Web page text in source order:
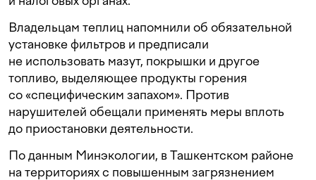
Владельцам теплиц напомнили об обязательной
установке фильтров и предписали
не использовать мазут, покрышки и другое
топливо, выделяющее продукты горения
со «специфическим запахом». Против
нарушителей обещали применять меры вплоть
до приостановки деятельности.
По данным Минэкологии, в Ташкентском районе
на территориях с повышенным загрязнением